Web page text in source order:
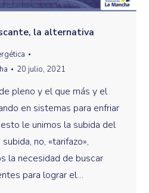
la alternativa
20 julio, 2021
pleno y el que más y el
en sistemas para enfriar
le unimos la subida del
no, «tarifazo»,
la necesidad de buscar
para lograr el…